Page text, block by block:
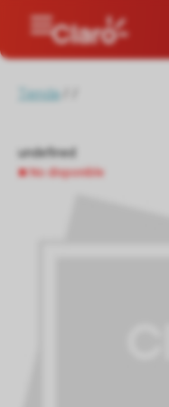
Tienda/
undefined
No disponible